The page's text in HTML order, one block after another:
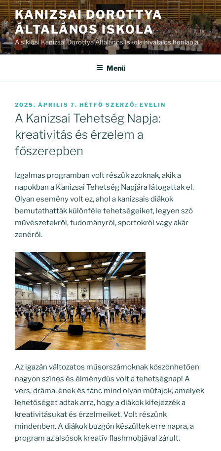
Tartalomhoz
KANIZSAI DOROTTYA
ÁLTALÁNOS ISKOLA
A siklósi Kanizsai Dorottya Általános Iskola hivatalos honlapja
Menü
BEKÜLDVE:
2025. ÁPRILIS 7. HÉTFŐ SZERZŐ: EVELIN
A Kanizsai Tehetség Napja:
kreativitás és érzelem a
főszerepben
Izgalmas programban volt részük azoknak, akik a
napokban a Kanizsai Tehetség Napjára látogattak el.
Olyan esemény volt ez, ahol a kanizsais diákok
bemutathatták különféle tehetségeiket, legyen szó
művészetekről, tudományról, sportokról vagy akár
zenéről.
Az igazán változatos műsorszámoknak köszönhetően
nagyon színes és élménydús volt a tehetségnap! A
vers, dráma, ének és tánc mind olyan műfajok, amelyek
lehetőséget adtak arra, hogy a diákok kifejezzék a
kreativitásukat és érzelmeiket. Volt részünk
mindenben. A diákok buzgón készültek erre napra, a
program az alsósok kreatív flashmobjával zárult.